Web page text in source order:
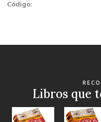
Código:
Libros que